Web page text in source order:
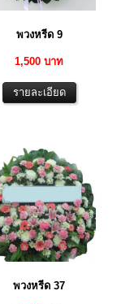
พวงหรีด 9
1,500 บาท
พวงหรีด 37